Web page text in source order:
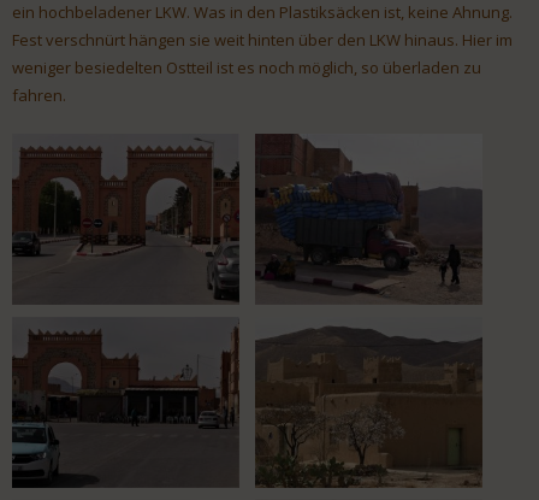
ein hochbeladener LKW. Was in den Plastiksäcken ist, keine Ahnung.
Fest verschnürt hängen sie weit hinten über den LKW hinaus. Hier im
weniger besiedelten Ostteil ist es noch möglich, so überladen zu
fahren.